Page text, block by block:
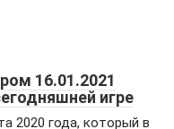
16.01.2021
игре
2020 года, который в